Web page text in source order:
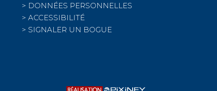
> DONNÉES PERSONNELLES
> ACCESSIBILITÉ
> SIGNALER UN BOGUE